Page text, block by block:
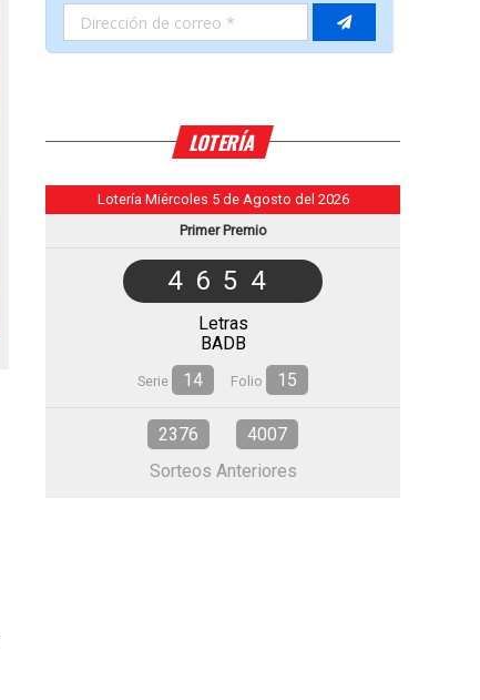
LOTERÍA
Lotería Miércoles 5 de Agosto del 2026
Primer Premio
4654
Letras
BADB
Serie 14 Folio 15
2376
4007
Sorteos Anteriores